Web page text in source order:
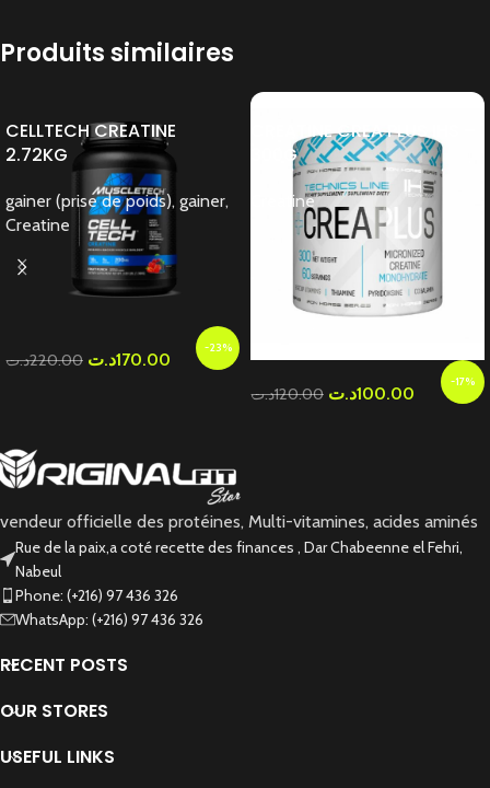
Produits similaires
-23%
CELLTECH CREATINE
2.72KG
gainer (prise de poids), gainer,
Creatine
220.00د.ت 170.00د.ت
-17%
CREATINE CREA PLUS IHS –
300G
Creatine
120.00د.ت 100.00د.ت
vendeur officielle des protéines, Multi-vitamines, acides aminés
Rue de la paix,a coté recette des finances , Dar Chabeenne el Fehri,
Nabeul
Phone: (+216) 97 436 326
WhatsApp: (+216) 97 436 326
RECENT POSTS
OUR STORES
USEFUL LINKS